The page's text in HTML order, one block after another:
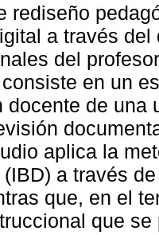
rediseño
a través
del
en un
docente de una
aplica la
a través
que, en el
que